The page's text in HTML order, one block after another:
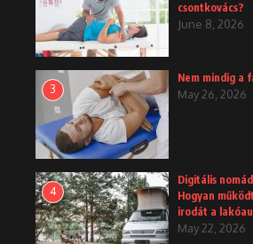
csontkovács?
June 8, 2026
3
Nem mindig a
May 26, 2026
4
Digitális
Hogyan
irodát a
May 22, 2026